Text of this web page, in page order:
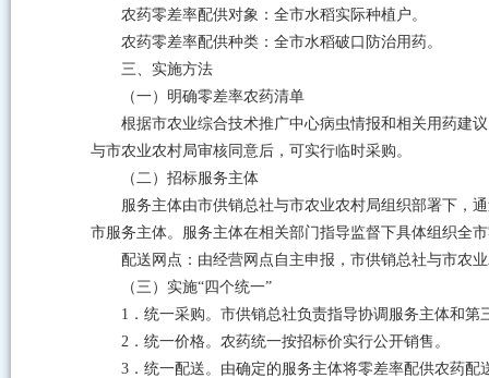
农药零差率配供对象：全市水稻实际种植户。
农药零差率配供种类：全市水稻破口防治用药。
三、实施方法
（一）明确零差率农药清单
根据市农业综合技术推广中心病虫情报和相关用药建
与市农业农村局审核同意后，可实行临时采购。
（二）招标服务主体
服务主体由市供销总社与市农业农村局组织部署下，
市服务主体。服务主体在相关部门指导监督下具体组织全
配送网点：由经营网点自主申报，市供销总社与市农
（三）实施“四个统一”
1．统一采购。市供销总社负责指导协调服务主体和
2．统一价格。农药统一按招标价实行公开销售。
3．统一配送。由确定的服务主体将零差率配供农药